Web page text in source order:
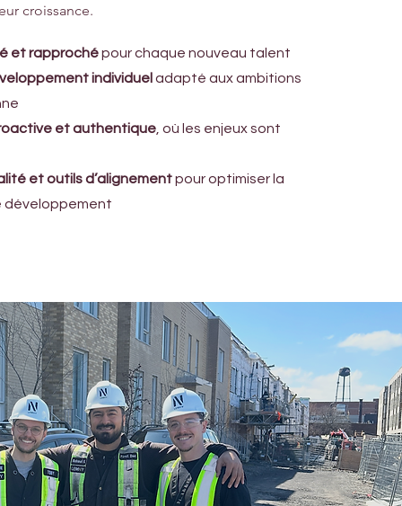
croissance.
et rapprochépour chaque nouveau talent
individuel adapté aux ambitions
et authentique , où les enjeux sont
et outils d’alignementpour optimiser la
développement